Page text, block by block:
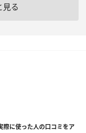
見る
に使った人の口コミをア